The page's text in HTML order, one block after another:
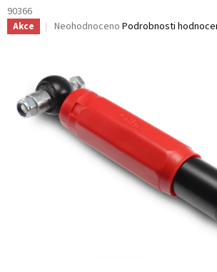
90366
Akce
Průměrné
0,0
z
5
hvězdiček.
Neohodnoceno Podrobnosti